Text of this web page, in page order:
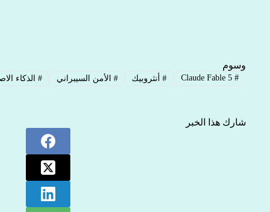
وسوم
#
Claude Fable 5
#أنثروبيك # الأمن السيبراني # الذكاء
شارك هذا الخبر